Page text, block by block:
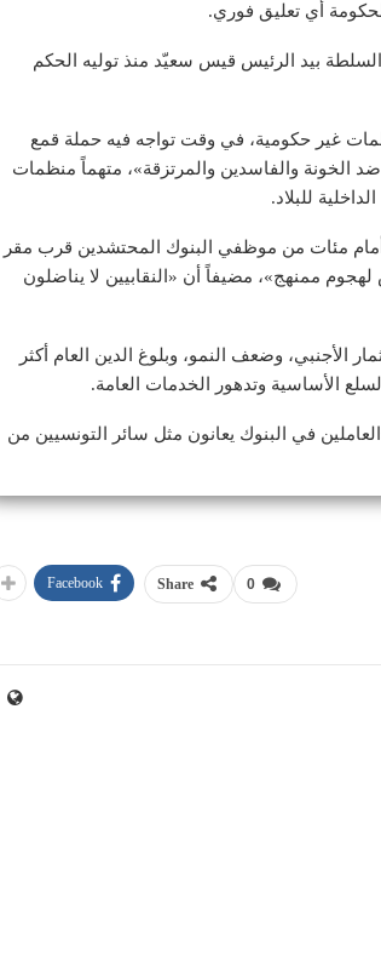
أي تعليق فوري.
بيد الرئيس قيس سعيّد منذ توليه الحكم
غير حكومية، في وقت تواجه فيه حملة قمع
والفاسدين والمرتزقة»، متهماً منظمات
للبلاد.
أمام مئات من موظفي البنوك المحتشدين قرب مقر
لهجوم ممنهج»، مضيفاً أن «النقابيين لا يناضلون
الأجنبي، وضعف النمو، وبلوغ الدين العام أكثر
في البنوك يعانون مثل سائر التونسيين من
0
Share
Facebook